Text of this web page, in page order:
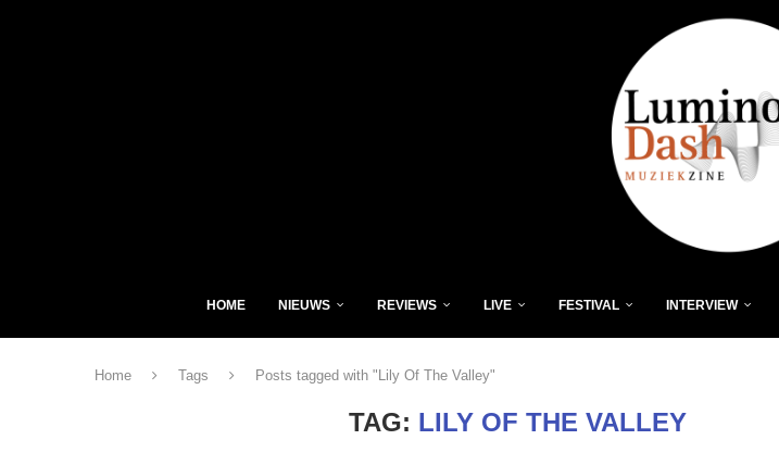
HOME NIEUWS REVIEWS LIVE FESTIVAL INTERVIEW
Home Tags Posts tagged with "Lily Of The Valley"
TAG: LILY OF THE VALLEY